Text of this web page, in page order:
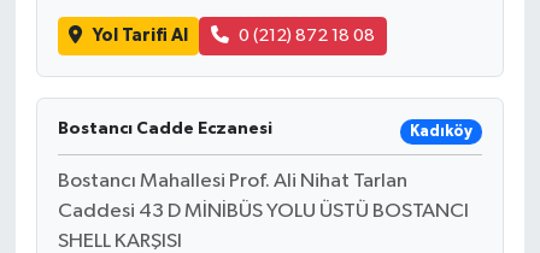
Yol Tarifi Al 0 (212) 872 18 08
Bostancı Cadde Eczanesi Kadıköy
Bostancı Mahallesi Prof. Ali Nihat Tarlan
Caddesi 43 D MİNİBÜS YOLU ÜSTÜ BOSTANCI
SHELL KARŞISI